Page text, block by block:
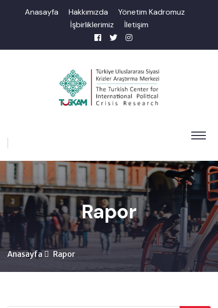
Anasayfa Hakkımızda
Yönetim Kadromuz
İşbirliklerimiz
İletişim
Rapor
Anasayfa Rapor